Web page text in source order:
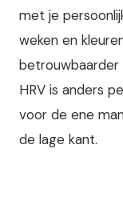
met je
weken en
betrouwbaarder
HRV is anders
voor de ene
de lage kant.